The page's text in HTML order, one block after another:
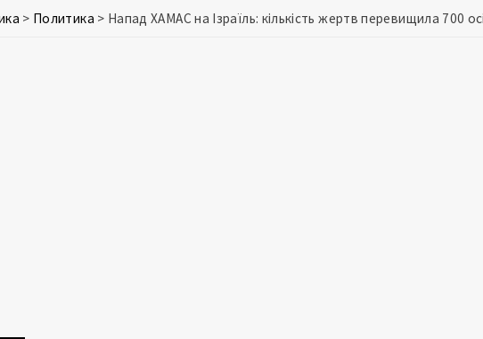
> Политика > Напад ХАМАС на Ізраїль: кількість жертв перевищила 700